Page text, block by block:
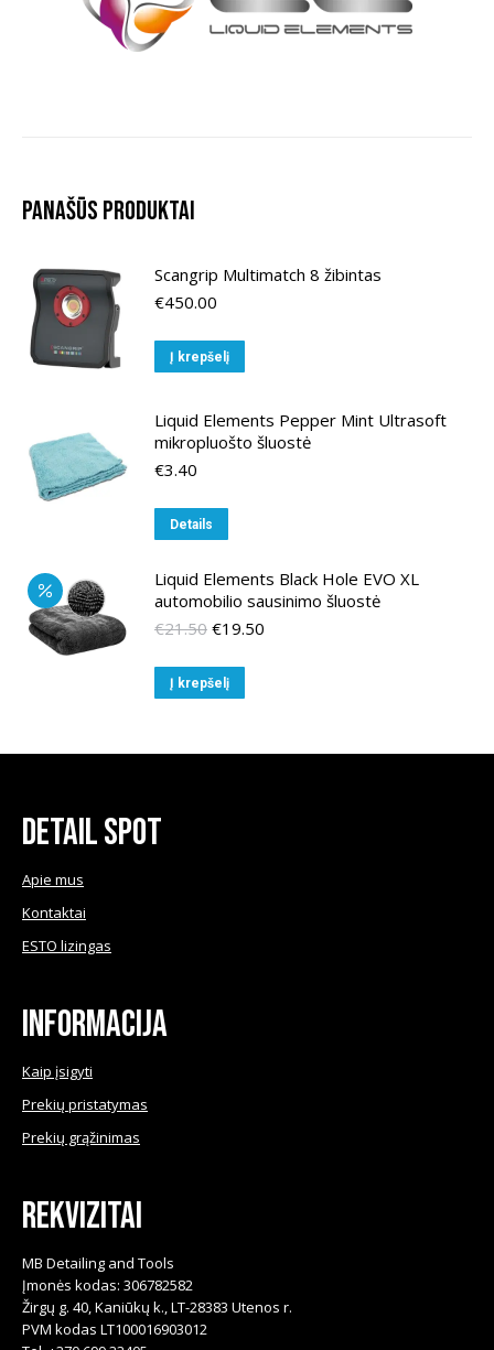
Panašūs produktai
Scangrip Multimatch 8 žibintas
€450.00
Į krepšelį
Liquid Elements Pepper Mint Ultrasoft
mikropluošto šluostė
€3.40
Details
Liquid Elements Black Hole EVO XL
automobilio sausinimo šluostė
€21.50 Original
was:
€21.50.
€19.50
Į krepšelį
Detail Spot
Apie mus
Kontaktai
ESTO lizingas
Informacija
Kaip įsigyti
Prekių pristatymas
Prekių grąžinimas
Rekvizitai
MB Detailing and Tools
Įmonės kodas: 306782582
Žirgų g. 40, Kaniūkų k., LT-28383 Utenos r.
PVM kodas LT100016903012